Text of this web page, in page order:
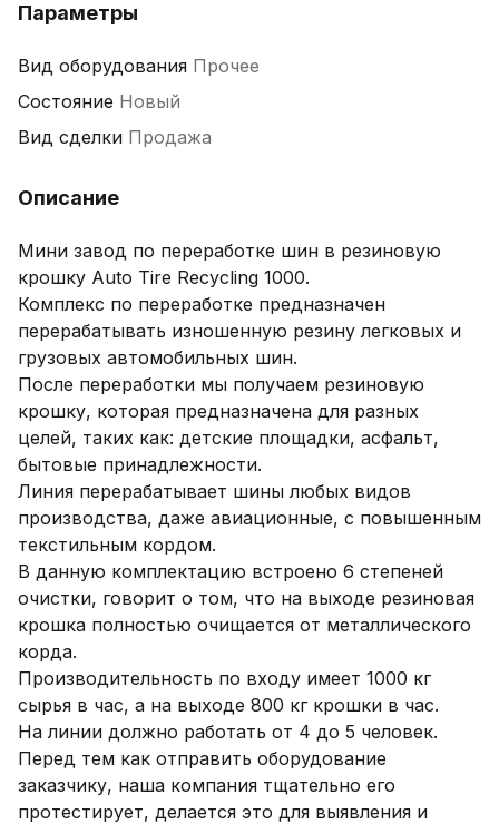
Параметры
Вид оборудования Прочее
Состояние Новый
Вид сделки Продажа
Описание
Мини завод по переработке шин в резиновую
крошку Auto Tire Recycling 1000.
Комплекс по переработке предназначен
перерабатывать изношенную резину легковых и
грузовых автомобильных шин.
После переработки мы получаем резиновую
крошку, которая предназначена для разных
целей, таких как: детские площадки, асфальт,
бытовые принадлежности.
Линия перерабатывает шины любых видов
производства, даже авиационные, с повышенным
текстильным кордом.
В данную комплектацию встроено 6 степеней
очистки, говорит о том, что на выходе резиновая
крошка полностью очищается от металлического
корда.
Производительность по входу имеет 1000 кг
сырья в час, а на выходе 800 кг крошки в час.
На линии должно работать от 4 до 5 человек.
Перед тем как отправить оборудование
заказчику, наша компания тщательно его
протестирует, делается это для выявления и